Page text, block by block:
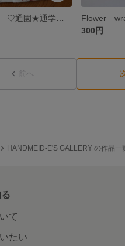
300円
前へ
HANDMEID-E'S GALLERY の作品一
て
たい